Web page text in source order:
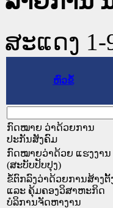
ສະແດງ
ຫົວຂໍ້
ກົດໝາຍ ວ່າດ້ວຍການ
ປະກັນສັງຄົມ
ກົດໝາຍວ່າດ້ວຍ ແຮງງານ
(ສະບັບປັບປຸງ)
ຂໍ້ຕົກລົງວ່າດ້ວຍການສ້າງຕັ້
ແລະ ຄຸ້ມຄອງວິສາຫະກິດ
ບໍລິການຈັດຫາງານ